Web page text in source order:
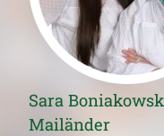
Sara
Mailänder